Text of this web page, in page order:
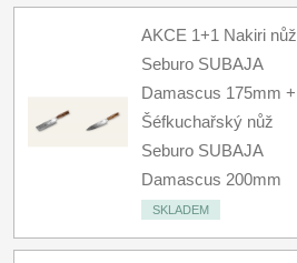
AKCE 1+1 Nakiri nůž
Seburo SUBAJA
Damascus 175mm +
Šéfkuchařský nůž
Seburo SUBAJA
Damascus 200mm
SKLADEM